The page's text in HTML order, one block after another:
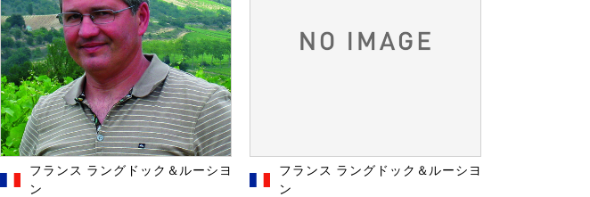
フランス ラングドック＆ルーシヨ
ン
フランス ラングドック＆ルーシヨ
ン